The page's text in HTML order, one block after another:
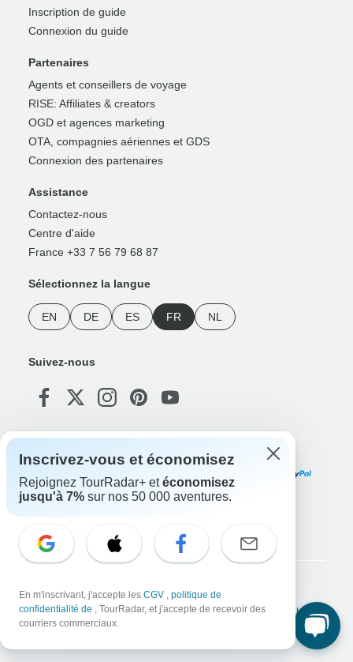
Inscription de guide
Connexion du guide
Partenaires
Agents et conseillers de voyage
RISE: Affiliates & creators
OGD et agences marketing
OTA, compagnies aériennes et GDS
Connexion des partenaires
Assistance
Contactez-nous
Centre d'aide
France +33 7 56 79 68 87
Sélectionnez la langue
EN DE ES FR NL
Suivez-nous
Mentions légales
Politique de confidentialité
Cookies
Conditions générales d'utilisation
Inscrivez-vous et économisez
Rejoignez TourRadar+ etéconomisez
jusqu'à 7% sur nos 50 000 aventures.
En m'inscrivant, j'accepte les CGV , politique de
confidentialité de , TourRadar, et j'accepte de recevoir des
courriers commerciaux.